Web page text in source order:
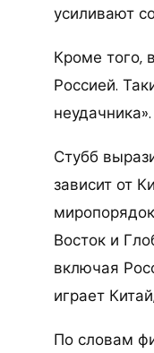
усиливают
Кроме того,
Россией.
неудачника».
Стубб
зависит от
Восток и
включая
играет
По словам